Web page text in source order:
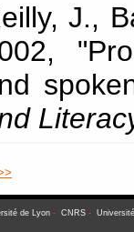
J.,
de Lyon - CNRS -